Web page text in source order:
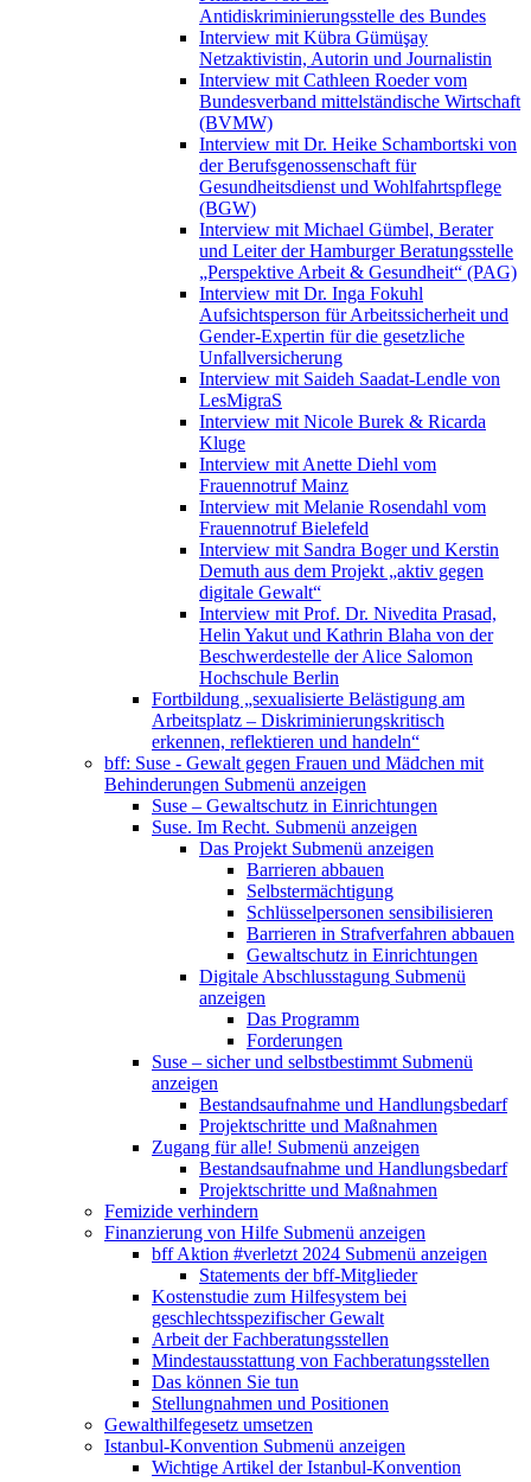
Antidiskriminierungsstelle des Bundes
Interview mit Kübra Gümüşay
Netzaktivistin, Autorin und Journalistin
Interview mit Cathleen Roeder vom
Bundesverband mittelständische Wirtschaft
(BVMW)
Interview mit Dr. Heike Schambortski von
der Berufsgenossenschaft für
Gesundheitsdienst und Wohlfahrtspflege
(BGW)
Interview mit Michael Gümbel, Berater
und Leiter der Hamburger Beratungsstelle
„Perspektive Arbeit & Gesundheit“ (PAG)
Interview mit Dr. Inga Fokuhl
Aufsichtsperson für Arbeitssicherheit und
Gender-Expertin für die gesetzliche
Unfallversicherung
Interview mit Saideh Saadat-Lendle von
LesMigraS
Interview mit Nicole Burek & Ricarda
Kluge
Interview mit Anette Diehl vom
Frauennotruf Mainz
Interview mit Melanie Rosendahl vom
Frauennotruf Bielefeld
Interview mit Sandra Boger und Kerstin
Demuth aus dem Projekt „aktiv gegen
digitale Gewalt“
Interview mit Prof. Dr. Nivedita Prasad,
Helin Yakut und Kathrin Blaha von der
Beschwerdestelle der Alice Salomon
Hochschule Berlin
Fortbildung „sexualisierte Belästigung am
Arbeitsplatz – Diskriminierungskritisch
erkennen, reflektieren und handeln“
bff: Suse - Gewalt gegen Frauen und Mädchen mit
Behinderungen Submenü anzeigen
Suse – Gewaltschutz in Einrichtungen
Suse. Im Recht. Submenü anzeigen
Das Projekt Submenü anzeigen
Barrieren abbauen
Selbstermächtigung
Schlüsselpersonen sensibilisieren
Barrieren in Strafverfahren abbauen
Gewaltschutz in Einrichtungen
Digitale Abschlusstagung Submenü
anzeigen
Das Programm
Forderungen
Suse – sicher und selbstbestimmt Submenü
anzeigen
Bestandsaufnahme und Handlungsbedarf
Projektschritte und Maßnahmen
Zugang für alle! Submenü anzeigen
Bestandsaufnahme und Handlungsbedarf
Projektschritte und Maßnahmen
Femizide verhindern
Finanzierung von Hilfe Submenü anzeigen
bff Aktion #verletzt 2024 Submenü anzeigen
Statements der bff-Mitglieder
Kostenstudie zum Hilfesystem bei
geschlechtsspezifischer Gewalt
Arbeit der Fachberatungsstellen
Mindestausstattung von Fachberatungsstellen
Das können Sie tun
Stellungnahmen und Positionen
Gewalthilfegesetz umsetzen
Istanbul-Konvention Submenü anzeigen
Wichtige Artikel der Istanbul-Konvention